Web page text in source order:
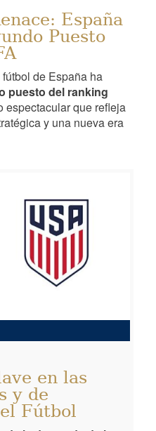
España
Puesto
de España ha
puesto del ranking
espectacular que refleja
y una nueva era
en las
y de
Fútbol